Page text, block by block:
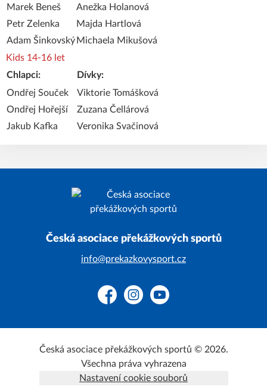
Marek Beneš
Petr Zelenka
Adam Šinkovský
Anežka Holanová
Majda Hartlová
Michaela Mikušová
Kids 14-16 let
Chlapci:
Dívky:
Ondřej Souček
Ondřej Hořejší
Jakub Kafka
Viktorie Tomášková
Zuzana Čellárová
Veronika Svačinová
Česká asociace překážkových sportů
info@prekazkovysport.cz
FacebookInstagramYouTube
Česká asociace překážkových sportů © 2026.
Všechna práva vyhrazena
Nastavení cookie souborů